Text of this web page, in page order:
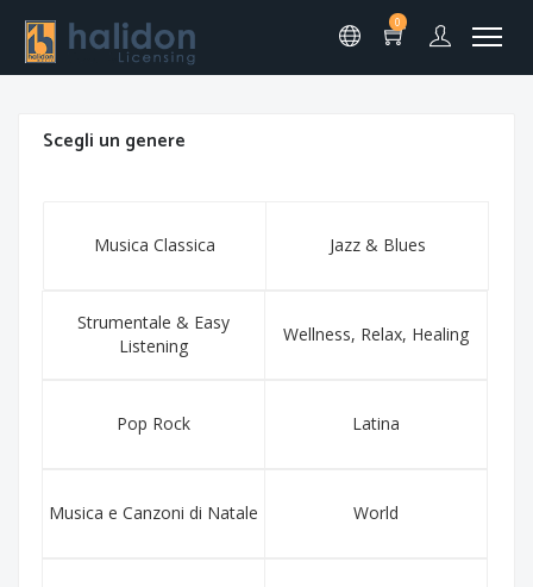
0
Scegli un genere
Musica Classica Jazz & Blues
Strumentale & Easy
Listening
Wellness, Relax, Healing
Pop Rock Latina
Musica e Canzoni di Natale World